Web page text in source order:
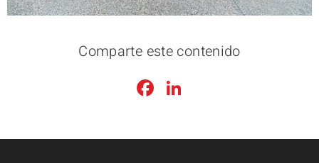
Comparte este contenido
Facebook